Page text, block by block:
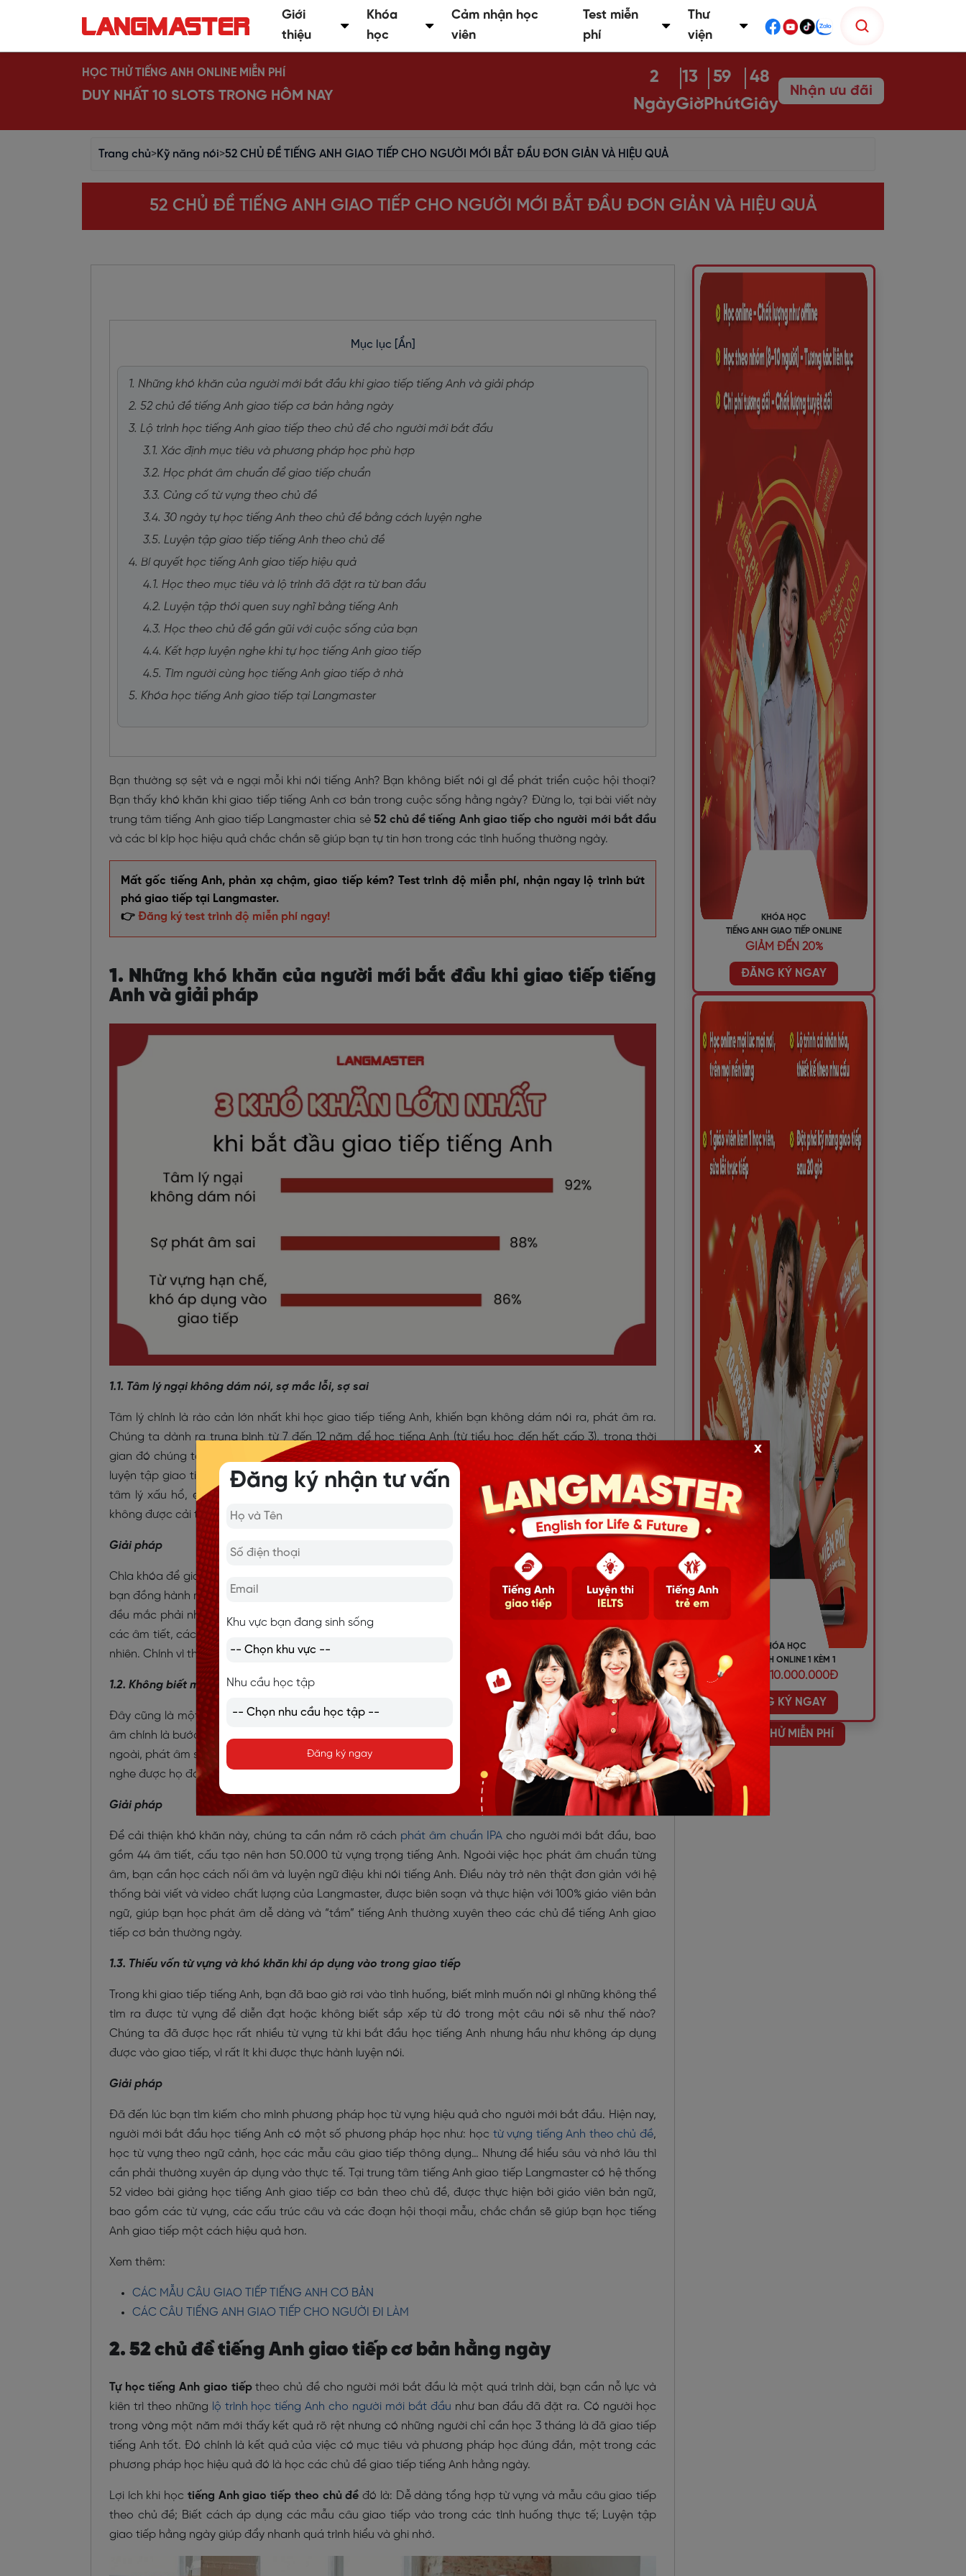
Giới
thiệu
Khóa
học
Cảm nhận học
viên
Test miễn
phí
Thư
viện
HỌC THỬ TIẾNG ANH ONLINE MIỄN PHÍ
DUY NHẤT 10 SLOTS TRONG HÔM NAY
2
Ngày
13
Giờ
59
Phút
46
Giây
Nhận ưu đãi
Trang chủ>Kỹ năng nói>52 CHỦ ĐỀ TIẾNG ANH GIAO TIẾP CHO NGƯỜI MỚI BẮT ĐẦU ĐƠN GIẢN VÀ HIỆU QUẢ
52 CHỦ ĐỀ TIẾNG ANH GIAO TIẾP CHO NGƯỜI MỚI BẮT ĐẦU ĐƠN GIẢN VÀ HIỆU QUẢ
Mục lục [Ẩn]
1. Những khó khăn của người mới bắt đầu khi giao tiếp tiếng Anh và giải pháp
2. 52 chủ đề tiếng Anh giao tiếp cơ bản hằng ngày
3. Lộ trình học tiếng Anh giao tiếp theo chủ đề cho người mới bắt đầu
3.1. Xác định mục tiêu và phương pháp học phù hợp
3.2. Học phát âm chuẩn để giao tiếp chuẩn
3.3. Củng cố từ vựng theo chủ đề
3.4. 30 ngày tự học tiếng Anh theo chủ đề bằng cách luyện nghe
3.5. Luyện tập giao tiếp tiếng Anh theo chủ đề
4. Bí quyết học tiếng Anh giao tiếp hiệu quả
4.1. Học theo mục tiêu và lộ trình đã đặt ra từ ban đầu
4.2. Luyện tập thói quen suy nghĩ bằng tiếng Anh
4.3. Học theo chủ đề gần gũi với cuộc sống của bạn
4.4. Kết hợp luyện nghe khi tự học tiếng Anh giao tiếp
4.5. Tìm người cùng học tiếng Anh giao tiếp ở nhà
5. Khóa học tiếng Anh giao tiếp tại Langmaster
Bạn thường sợ sệt và e ngại mỗi khi nói tiếng Anh? Bạn không biết nói gì để phát triển cuộc hội thoại?
Bạn thấy khó khăn khi giao tiếp tiếng Anh cơ bản trong cuộc sống hằng ngày? Đừng lo, tại bài viết này
trung tâm tiếng Anh giao tiếp Langmaster chia sẻ 52 chủ đề tiếng Anh giao tiếp cho người mới bắt đầu
và các bí kíp học hiệu quả chắc chắn sẽ giúp bạn tự tin hơn trong các tình huống thường ngày.
Mất gốc tiếng Anh, phản xạ chậm, giao tiếp kém? Test trình độ miễn phí, nhận ngay lộ trình bứt
phá giao tiếp tại Langmaster.
👉 Đăng ký test trình độ miễn phí ngay!
1. Những khó khăn của người mới bắt đầu khi giao tiếp tiếng
Anh và giải pháp
1.1. Tâm lý ngại không dám nói, sợ mắc lỗi, sợ sai
Tâm lý chính là rào cản lớn nhất khi học giao tiếp tiếng Anh, khiến bạn không dám nói ra, phát âm ra.
Chúng ta dành ra trung bình từ 7 đến 12 năm để học tiếng Anh (từ tiểu học đến hết cấp 3), trong thời
gian đó chúng ta tích lũy được kha khá từ vựng và ngữ pháp, nhưng lại không được sử dụng chúng để
luyện tập giao tiếp tiếng Anh nhiều. Chính vì chúng ta không có nhiều điều kiện để thực hành dẫn đến
tâm lý xấu hổ, e dè mỗi khi nói tiếng Anh. Nếu cứ tiếp tục như vậy, chắc chắn tình hình giao tiếp sẽ
không được cải thiện mà còn mất đi nhiều cơ hội phát triển trong học tập và làm việc.
Giải pháp
Chìa khóa để giải quyết chính là nằm ở bạn, chúng ta hãy chấp nhận và đón nhận lỗi sai như một người
bạn đồng hành mỗi khi học nói tiếng Anh. Bất kỳ ai khi mới bắt đầu học giao tiếp tiếng Anh cơ bản cũng
đều mắc phải những lỗi về phát âm, sau quá trình rèn luyện sẽ dần đúc kết được: Cách phát âm đúng
các âm tiết, cách nhấn đúng trọng âm của từ, cách nối từ trong một câu và rèn luyện được ngữ điệu tự
nhiên. Chính vì thế chúng ta cầntự tin giao tiếp tiếng Anh và chăm chỉ luyện tập hằng ngày thôi nào!
1.2. Không biết mình đã phát âm chuẩn chưa
Đây cũng là một trong những khó khăn chung của những người bắt đầu học giao tiếp tiếng Anh. Phát
âm chính là bước khởi đầu để hỗ trợ cho kỹ năng nghe, nói và đọc. Đặc biệt khi giao tiếp với người nước
ngoài, phát âm sai sẽ dẫn đến đối phương không thể hiểu mình đang nói gì và chúng ta cũng không thể
nghe được họ đang nói gì.
Giải pháp
Để cải thiện khó khăn này, chúng ta cần nắm rõ cách phát âm chuẩn IPAcho người mới bắt đầu, bao
gồm 44 âm tiết, cấu tạo nên hơn 50.000 từ vựng trọng tiếng Anh. Ngoài việc học phát âm chuẩn từng
âm, bạn cần học cách nối âm và luyện ngữ điệu khi nói tiếng Anh. Điều này trở nên thật đơn giản với hệ
thống bài viết và video chất lượng của Langmaster, được biên soạn và thực hiện với 100% giáo viên bản
ngữ, giúp bạn học phát âm dễ dàng và “tắm” tiếng Anh thường xuyên theo các chủ đề tiếng Anh giao
tiếp cơ bản thường ngày.
1.3. Thiếu vốn từ vựng và khó khăn khi áp dụng vào trong giao tiếp
Trong khi giao tiếp tiếng Anh, bạn đã bao giờ rơi vào tình huống, biết mình muốn nói gì những không thể
tìm ra được từ vựng để diễn đạt hoặc không biết sắp xếp từ đó trong một câu nói sẽ như thế nào?
Chúng ta đã được học rất nhiều từ vựng từ khi bắt đầu học tiếng Anh nhưng hầu như không áp dụng
được vào giao tiếp, vì rất ít khi được thực hành luyện nói.
Giải pháp
Đã đến lúc bạn tìm kiếm cho mình phương pháp học từ vựng hiệu quả cho người mới bắt đầu. Hiện nay,
người mới bắt đầu học tiếng Anh có một số phương pháp học như: học từ vựng tiếng Anh theo chủ đề,
học từ vựng theo ngữ cảnh, học các mẫu câu giao tiếp thông dụng… Nhưng để hiểu sâu và nhớ lâu thì
cần phải thường xuyên áp dụng vào thực tế. Tại trung tâm tiếng Anh giao tiếp Langmaster có hệ thống
52 video bài giảng học tiếng Anh giao tiếp cơ bản theo chủ đề, được thực hiện bởi giáo viên bản ngữ,
bao gồm các từ vựng, các cấu trúc câu và các đoạn hội thoại mẫu, chắc chắn sẽ giúp bạn học tiếng
Anh giao tiếp một cách hiệu quả hơn.
Xem thêm:
CÁC MẪU CÂU GIAO TIẾP TIẾNG ANH CƠ BẢN
CÁC CÂU TIẾNG ANH GIAO TIẾP CHO NGƯỜI ĐI LÀM
2. 52 chủ đề tiếng Anh giao tiếp cơ bản hằng ngày
Tự học tiếng Anh giao tiếptheo chủ đề cho người mới bắt đầu là một quá trình dài, bạn cần nỗ lực và
kiên trì theo những lộ trình học tiếng Anh cho người mới bắt đầu như ban đầu đã đặt ra. Có người học
trong vòng một năm mới thấy kết quả rõ rệt nhưng có những người chỉ cần học 3 tháng là đã giao tiếp
tiếng Anh tốt. Đó chính là kết quả của việc có mục tiêu và phương pháp học đúng đắn, một trong các
phương pháp học hiệu quả đó là học các chủ đề giao tiếp tiếng Anh hằng ngày.
Lợi ích khi học tiếng Anh giao tiếp theo chủ đề đó là: Dễ dàng tổng hợp từ vựng và mẫu câu giao tiếp
theo chủ đề; Biết cách áp dụng các mẫu câu giao tiếp vào trong các tình huống thực tế; Luyện tập
giao tiếp hằng ngày giúp đẩy nhanh quá trình hiểu và ghi nhớ.
KHÓA HỌC
TIẾNG ANH GIAO TIẾP ONLINE
GIẢM ĐẾN 20%
ĐĂNG KÝ NGAY
KHÓA HỌC
TIẾNG ANH ONLINE 1 KÈM 1
ƯU ĐÃI 10.000.000Đ
ĐĂNG KÝ NGAY
HỌC THỬ MIỄN PHÍ
Đăng ký nhận tư vấn
Khu vực bạn đang sinh sống
Nhu cầu học tập
Đăng ký ngay
x